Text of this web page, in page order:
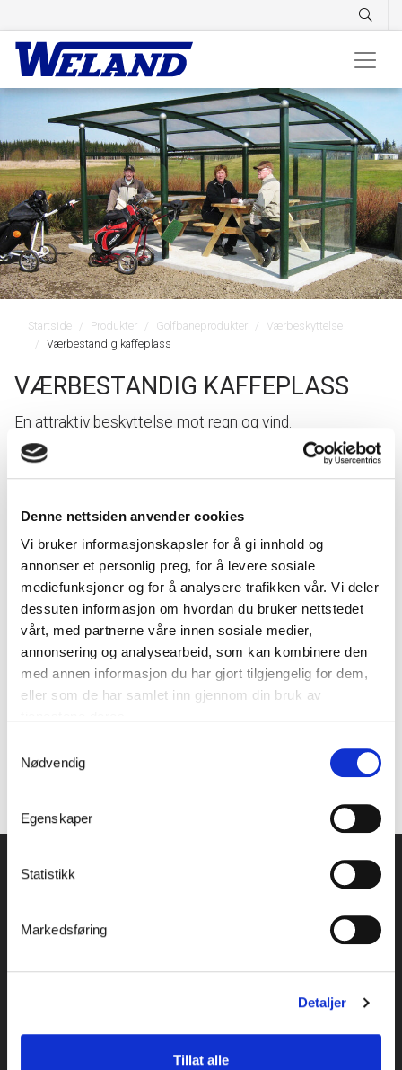
Denne nettsiden anvender cookies
Vi bruker informasjonskapsler for å gi innhold og
annonser et personlig preg, for å levere sosiale
mediefunksjoner og for å analysere trafikken vår. Vi deler
dessuten informasjon om hvordan du bruker nettstedet
vårt, med partnerne våre innen sosiale medier,
annonsering og analysearbeid, som kan kombinere den
med annen informasjon du har gjort tilgjengelig for dem,
eller som de har samlet inn gjennom din bruk av
Nødvendig
Egenskaper
Statistikk
Markedsføring
Detaljer
Tillat alle
Startside Produkter Golfbaneprodukter
Værbeskyttelse
Værbestandig kaffeplass
VÆRBESTANDIG KAFFEPLASS
En attraktiv beskyttelse mot regn og vind.
Et komfortabelt og værbeskyttet sted å ta pauser forbedrer den
sosialt møtested der spillerne kan treffes i ly for vær og vind,
hvilket bidrar til økt kundetilfredshet. Gjennom å beskytte bord og
stoler, reduseres også slitasjen og behovet for stadig vedlikehold
av utemøblene. Bekvemmeligheter på golfbanen er viktige for å
tiltrekke flere spillere og besøkende.
Værbeskyttelsene våre har stativ laget av pulverlakkert aluminium,
tak laget av UV-bestandig kanalplast samt vegger av herdet glass.
Ramme: Pulverlakkerte aluminiumsprofiler.
Jordforankring: Leveres ferdigmontert på hel betongplate eller
med betongsokkel, 500 mm dyp.
Weland AS
2016 Frogner
Tlf.46 93 91 00
weland@weland.no